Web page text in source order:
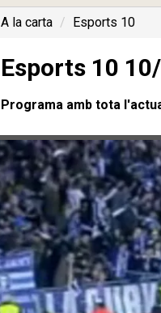
A la carta Esports 10
Esports 10
Programa amb tota